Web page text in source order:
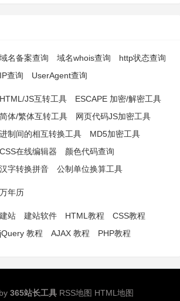
域名备案查询 域名whois查询
http状态查询
IP查询
UserAgent查询
HTML/JS互转工具
ESCAPE 加密/解密工具
简体/繁体互转工具
网页代码JS加密工具
进制间的相互转换工具
MD5加密工具
CSS在线编辑器
颜色代码查询
汉字转换拼音
公制单位换算工具
万年历
建站 建站软件 HTML教程
CSS教程
jQuery 教程
AJAX 教程 PHP教程
365站长工具 RSS地图 HTML地图